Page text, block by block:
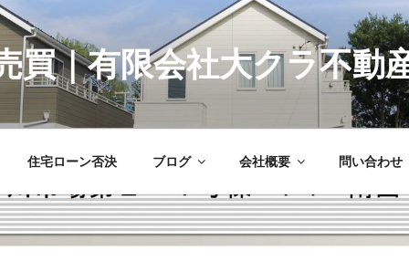
買｜有限会社大クラ不動
住宅ローン否決 ブログ 会社概要 問い合わせ